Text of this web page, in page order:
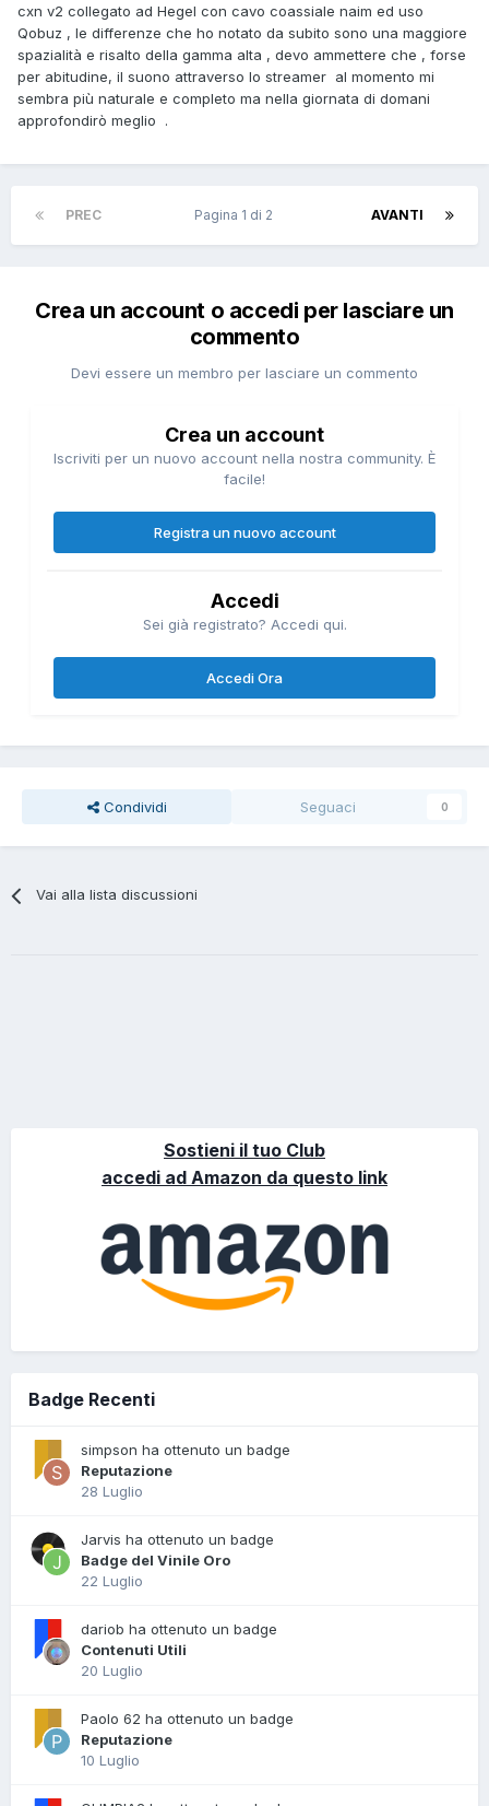
cxn v2 collegato ad Hegel con cavo coassiale naim ed uso
Qobuz , le differenze che ho notato da subito sono una maggiore
spazialità e risalto della gamma alta , devo ammettere che , forse
per abitudine, il suono attraverso lo streamer al momento mi
sembra più naturale e completo ma nella giornata di domani
approfondirò meglio .
PREC AVANTI
Pagina 1 di 2
Crea un account o accedi per lasciare un
commento
Devi essere un membro per lasciare un commento
Crea un account
Iscriviti per un nuovo account nella nostra community. È
facile!
Registra un nuovo account
Accedi
Sei già registrato? Accedi qui.
Accedi Ora
Condividi Seguaci 0
Vai alla lista discussioni
Sostieni il tuo Club
accedi ad Amazon da questo link
Badge Recenti
simpson ha ottenuto un badge
Reputazione
28 Luglio
Jarvis ha ottenuto un badge
Badge del Vinile Oro
22 Luglio
dariob ha ottenuto un badge
Contenuti Utili
20 Luglio
Paolo 62 ha ottenuto un badge
Reputazione
10 Luglio